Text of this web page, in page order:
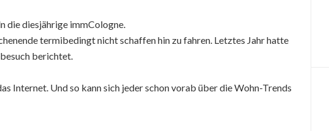
die diesjährige immCologne.
termibedingt nicht schaffen hin zu fahren. Letztes Jahr hatte
berichtet.
Internet. Und so kann sich jeder schon vorab über die Wohn-Trends